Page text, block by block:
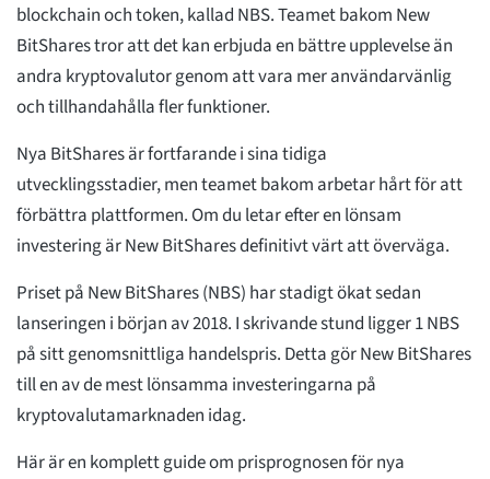
blockchain och token, kallad NBS. Teamet bakom New
BitShares tror att det kan erbjuda en bättre upplevelse än
andra kryptovalutor genom att vara mer användarvänlig
och tillhandahålla fler funktioner.
Nya BitShares är fortfarande i sina tidiga
utvecklingsstadier, men teamet bakom arbetar hårt för att
förbättra plattformen. Om du letar efter en lönsam
investering är New BitShares definitivt värt att överväga.
Priset på New BitShares (NBS) har stadigt ökat sedan
lanseringen i början av 2018. I skrivande stund ligger 1 NBS
på sitt genomsnittliga handelspris. Detta gör New BitShares
till en av de mest lönsamma investeringarna på
kryptovalutamarknaden idag.
Här är en komplett guide om prisprognosen för nya